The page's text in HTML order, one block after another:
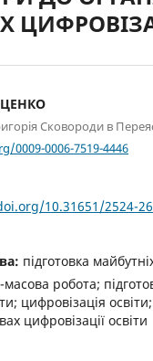
Сковороди в
0009-0006-7519-4446
10.31651/2524-
підготовка
робота;
цифровізація
цифровізації освіти